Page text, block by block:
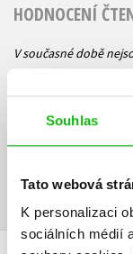
Souhlas
Tato webová
K personalizaci
sociálních médií
HODNOCENÍ
V současné době
Vaše hodnocení
Uživatelskou
Přihlásit